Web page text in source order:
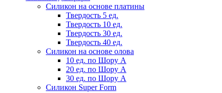
Силикон на основе платины
Твердость 5 ед.
Твердость 10 ед.
Твердость 30 ед.
Твердость 40 ед.
Силикон на основе олова
10 ед. по Шору А
20 ед. по Шору А
30 ед. по Шору А
Силикон Super Form